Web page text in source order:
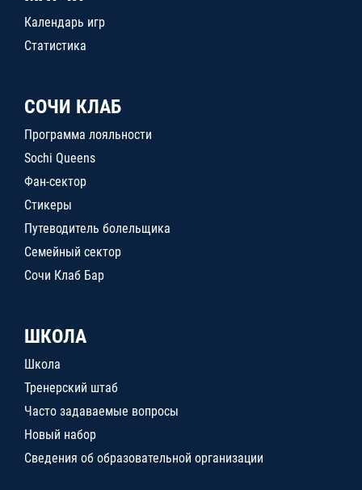
Календарь игр
Статистика
СОЧИ КЛАБ
Программа лояльности
Sochi Queens
Фан-сектор
Стикеры
Путеводитель болельщика
Семейный сектор
Сочи Клаб Бар
ШКОЛА
Школа
Тренерский штаб
Часто задаваемые вопросы
Новый набор
Сведения об образовательной организации